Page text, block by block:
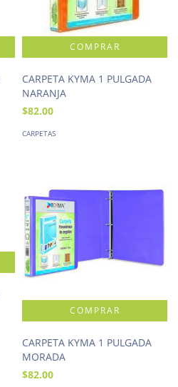
CARPETA KYMA 1 PULGADA
NARANJA
$82.00
CARPETAS
CARPETA KYMA 1 PULGADA
MORADA
$82.00